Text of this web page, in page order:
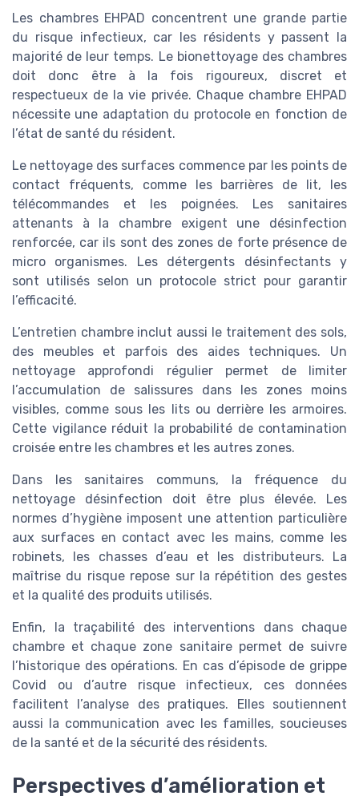
Les chambres EHPAD concentrent une grande partie
du risque infectieux, car les résidents y passent la
majorité de leur temps. Le bionettoyage des chambres
doit donc être à la fois rigoureux, discret et
respectueux de la vie privée. Chaque chambre EHPAD
nécessite une adaptation du protocole en fonction de
l’état de santé du résident.
Le nettoyage des surfaces commence par les points de
contact fréquents, comme les barrières de lit, les
télécommandes et les poignées. Les sanitaires
attenants à la chambre exigent une désinfection
renforcée, car ils sont des zones de forte présence de
micro organismes. Les détergents désinfectants y
sont utilisés selon un protocole strict pour garantir
l’efficacité.
L’entretien chambre inclut aussi le traitement des sols,
des meubles et parfois des aides techniques. Un
nettoyage approfondi régulier permet de limiter
l’accumulation de salissures dans les zones moins
visibles, comme sous les lits ou derrière les armoires.
Cette vigilance réduit la probabilité de contamination
croisée entre les chambres et les autres zones.
Dans les sanitaires communs, la fréquence du
nettoyage désinfection doit être plus élevée. Les
normes d’hygiène imposent une attention particulière
aux surfaces en contact avec les mains, comme les
robinets, les chasses d’eau et les distributeurs. La
maîtrise du risque repose sur la répétition des gestes
et la qualité des produits utilisés.
Enfin, la traçabilité des interventions dans chaque
chambre et chaque zone sanitaire permet de suivre
l’historique des opérations. En cas d’épisode de grippe
Covid ou d’autre risque infectieux, ces données
facilitent l’analyse des pratiques. Elles soutiennent
aussi la communication avec les familles, soucieuses
de la santé et de la sécurité des résidents.
Perspectives d’amélioration et